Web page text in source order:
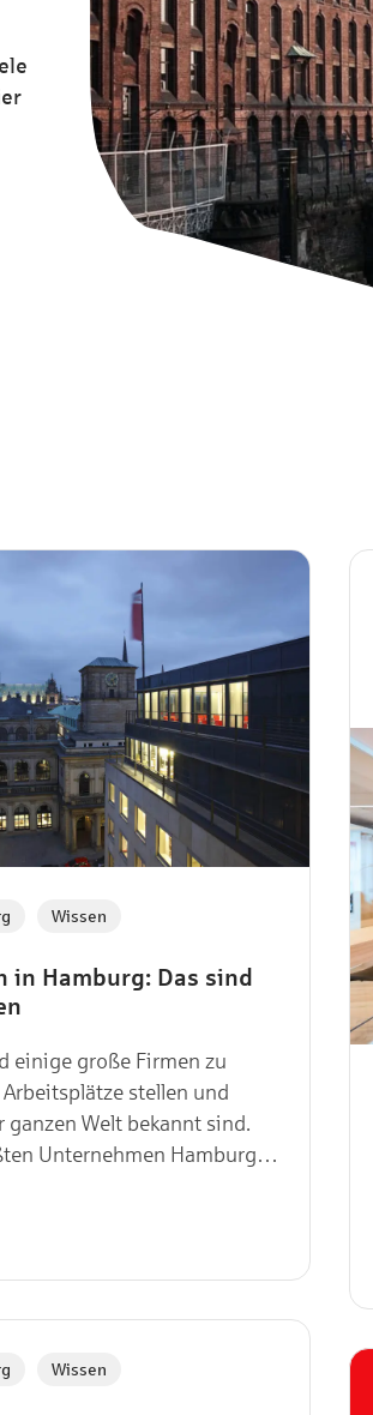
in Hamburg: Das sind
Wissen
einige große Firmen zu
stellen und
ganzen Welt bekannt sind.
Unternehmen Hamburgs
Wissen